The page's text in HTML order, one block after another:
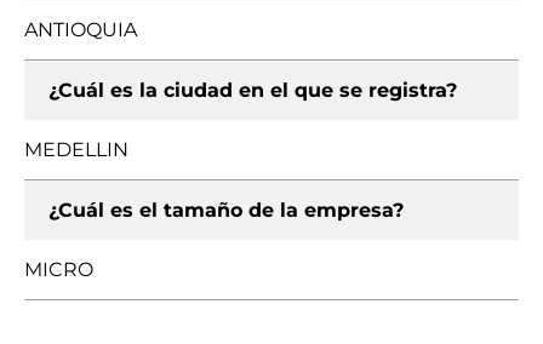
ANTIOQUIA
¿Cuál es la ciudad en el que se registra?
MEDELLIN
¿Cuál es el tamaño de la empresa?
MICRO